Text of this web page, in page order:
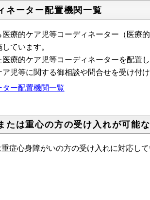
ネーター配置機関一覧
療的ケア児等コーディネーター（医療
ています。
療的ケア児等コーディネーターを配置
児等に関する御相談や問合せを受け付け
ー配置機関一覧
たは重心の方の受け入れが可能
症心身障がいの方の受け入れに対応し